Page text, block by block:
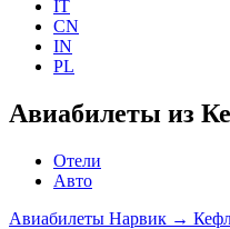
IT
CN
IN
PL
Авиабилеты из
Отели
Авто
Авиабилеты Нарвик →